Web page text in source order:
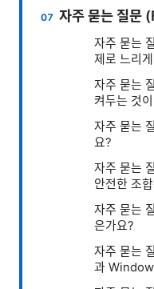
자주 묻는 질문
자주 묻는
제로 느리
자주 묻는
켜두는 것
자주 묻는
요?
자주 묻는
안전한 조
자주 묻는
은가요?
자주 묻는
과